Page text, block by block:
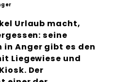
Urlaub macht,
seine
in Anger gibt es den
Liegewiese und
Der